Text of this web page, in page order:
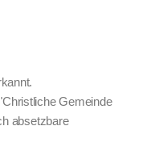
Gemeinde
absetzbare